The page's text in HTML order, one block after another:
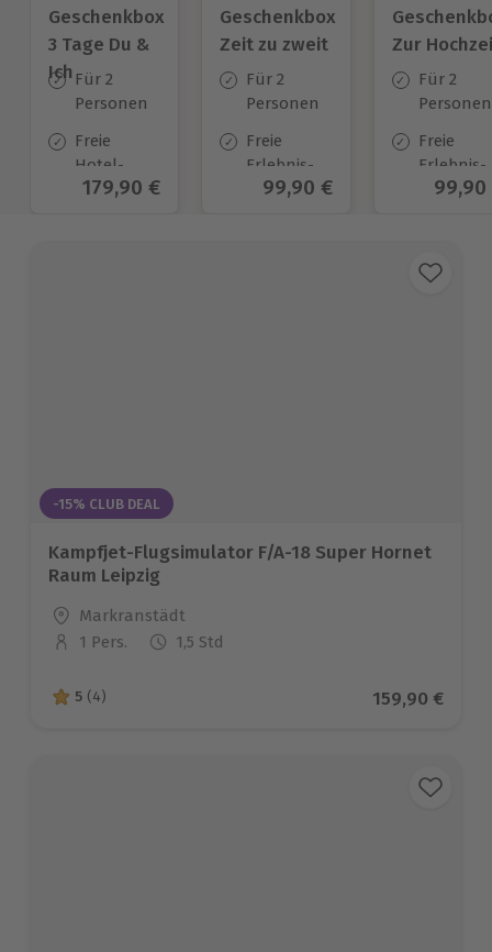
Geschenkbox
3 Tage Du &
Ich Für 2
Personen
Freie
Hotel-
Auswahl
Aktueller Preis
179,90 €
Geschenkbox
Zeit zu zweit
Für 2
Personen
Freie
Erlebnis-
Auswahl
Aktueller Preis
99,90 €
Zur
Für 2
Personen
Freie
Erlebnis-
Auswahl
99,90
-15% CLUB DEAL
Kampfjet-Flugsimulator F/A-18 Super Hornet
Raum Leipzig
Standort
Markranstädt
Anzahl der Teilnehmer
1 Pers. 1,5 Std
5 von 5 Sternen basierend auf 4 Bewertungen
5 (4) Aktueller
159,90 €